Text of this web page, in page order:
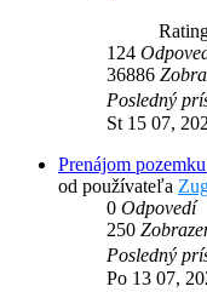
124
36886
Posledný
St 15 07,
Prenájom
od používateľa
0 Odpovedí
250
Posledný
Po 13 07,